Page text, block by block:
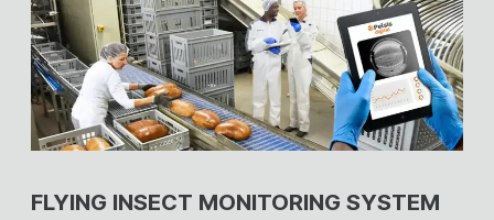
FLYING INSECT MONITORING SYSTEM